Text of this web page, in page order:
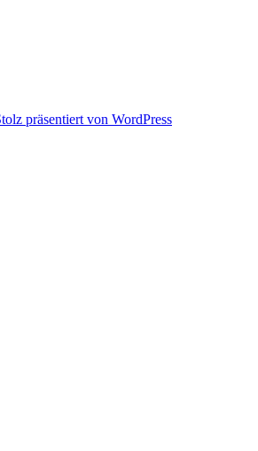
präsentiert von WordPress